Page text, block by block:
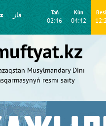
قاز Tań
02:46
Kún
04:42
Musylmandary Dіnı
resmı saıty